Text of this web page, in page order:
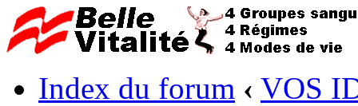
Index du forum ‹ VOS